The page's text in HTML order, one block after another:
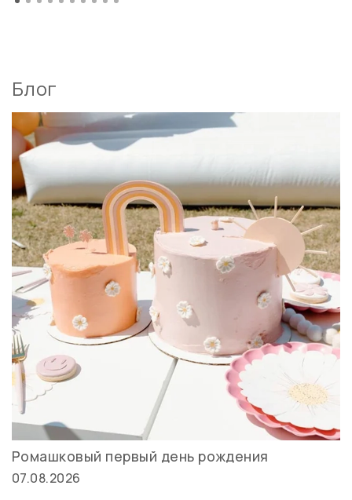
Блог
Ромашковый первый день рождения
07.08.2026